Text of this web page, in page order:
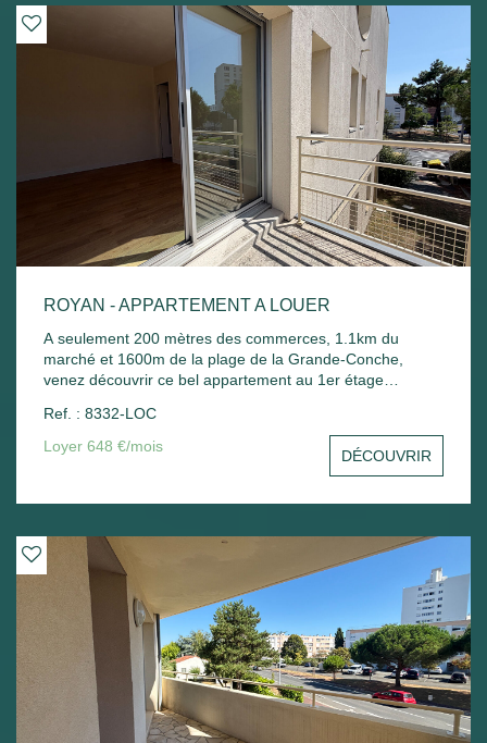
ROYAN - APPARTEMENT A LOUER
A seulement 200 mètres des commerces, 1.1km du
marché et 1600m de la plage de la Grande-Conche,
venez découvrir ce bel appartement au 1er étage
une cuisine, une chambre avec placard, une salle de
bain, un wc et un stationnement commun. Chauffage
électrique et ballon d'eau chaude électrique.
Ref. : 8332-LOC
Loyer 648 €/mois
DÉCOUVRIR